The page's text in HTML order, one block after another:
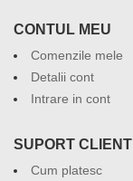
CONTUL MEU
Comenzile mele
Detalii cont
Intrare in cont
SUPORT CLIENTI
Cum platesc